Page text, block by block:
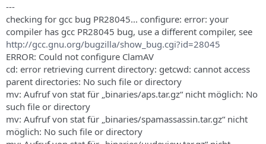
---
checking for gcc bug PR28045... configure: error: your
compiler has gcc PR28045 bug, use a different compiler, see
http://gcc.gnu.org/bugzilla/show_bug.cgi?id=28045
ERROR: Could not configure ClamAV
cd: error retrieving current directory: getcwd: cannot access
parent directories: No such file or directory
mv: Aufruf von stat für „binaries/aps.tar.gz“ nicht möglich: No
such file or directory
mv: Aufruf von stat für „binaries/spamassassin.tar.gz“ nicht
möglich: No such file or directory